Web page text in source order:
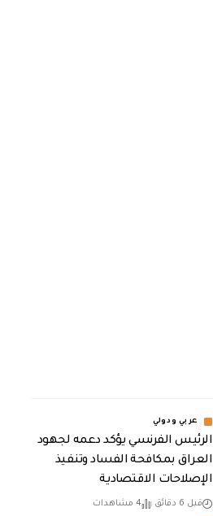
عربي ودولي
الرئيس الفرنسي يؤكد دعمه لجهود
العراق بمكافحة الفساد وتنفيذ
الإصلاحات الاقتصادية
قبل 6 دقائق 4 مشاهدات